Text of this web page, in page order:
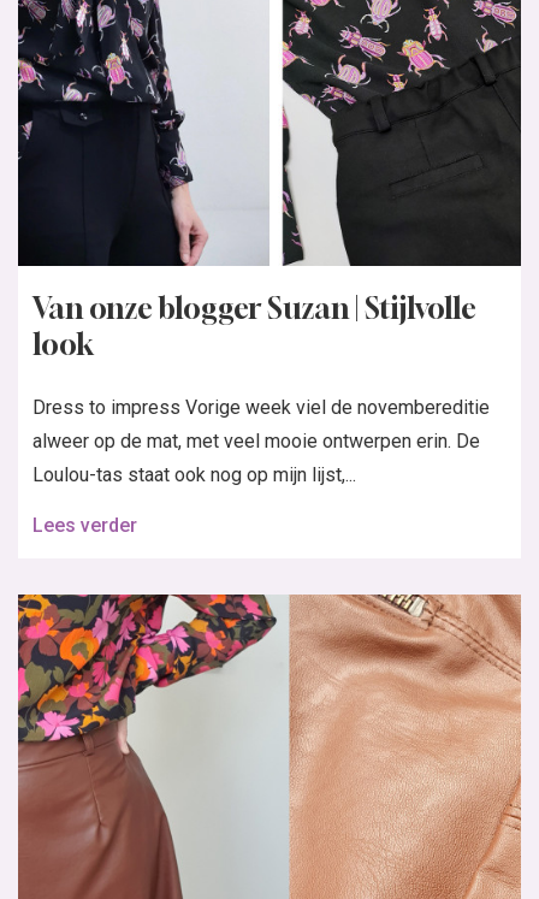
Van onze blogger Suzan | Stijlvolle
look
Dress to impress Vorige week viel de novembereditie
alweer op de mat, met veel mooie ontwerpen erin. De
Loulou-tas staat ook nog op mijn lijst,...
Lees verder